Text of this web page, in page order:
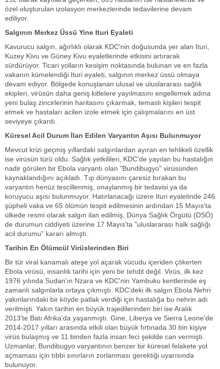
özel oluşturulan izolasyon merkezlerinde tedavilerine devam
ediliyor.
Salgının Merkez Üssü Yine Ituri Eyaleti
Kavurucu salgın, ağırlıklı olarak KDC'nin doğusunda yer alan Ituri,
Kuzey Kivu ve Güney Kivu eyaletlerinde etkisini artırarak
sürdürüyor. Ticari yolların kesişim noktasında bulunan ve en fazla
vakanın kümelendiği Ituri eyaleti, salgının merkez üssü olmaya
devam ediyor. Bölgede konuşlanan ulusal ve uluslararası sağlık
ekipleri, virüsün daha geniş kitlelere yayılmasını engellemek adına
yeni bulaş zincirlerinin haritasını çıkarmak, temaslı kişileri tespit
etmek ve hastaları acilen izole etmek için çalışmalarını en üst
seviyeye çıkardı.
Küresel Acil Durum İlan Edilen Varyantın Aşısı Bulunmuyor
Mevcut krizi geçmiş yıllardaki salgınlardan ayıran en tehlikeli özellik
ise virüsün türü oldu. Sağlık yetkilileri, KDC’de yayılan bu hastalığın
nadir görülen bir Ebola varyantı olan "Bundibugyo" virüsünden
kaynaklandığını açıkladı. Tıp dünyasını çaresiz bırakan bu
varyantın henüz tescillenmiş, onaylanmış bir tedavisi ya da
koruyucu aşısı bulunmuyor. Hatırlanacağı üzere Ituri eyaletinde 246
şüpheli vaka ve 65 ölümün tespit edilmesinin ardından 15 Mayıs'ta
ülkede resmi olarak salgın ilan edilmiş, Dünya Sağlık Örgütü (DSÖ)
de durumun ciddiyeti üzerine 17 Mayıs'ta "uluslararası halk sağlığı
acil durumu" kararı almıştı.
Tarihin En Ölümcül Virüslerinden Biri
Bir tür viral kanamalı ateşe yol açarak vücudu içeriden çökerten
Ebola virüsü, insanlık tarihi için yeni bir tehdit değil. Virüs, ilk kez
1976 yılında Sudan'ın Nzara ve KDC'nin Yambuku kentlerinde eş
zamanlı salgınlarla ortaya çıkmıştı. KDC'deki ilk salgın Ebola Nehri
yakınlarındaki bir köyde patlak verdiği için hastalığa bu nehrin adı
verilmişti. Yakın tarihin en büyük trajedilerinden biri ise Aralık
2013'te Batı Afrika'da yaşanmıştı. Gine, Liberya ve Sierra Leone'de
2014-2017 yılları arasında etkili olan büyük fırtınada 30 bin kişiye
virüs bulaşmış ve 11 binden fazla insan feci şekilde can vermişti.
Uzmanlar, Bundibugyo varyantının benzer bir küresel felakete yol
açmaması için tıbbi sınırların zorlanması gerektiği uyarısında
bulunuyor.